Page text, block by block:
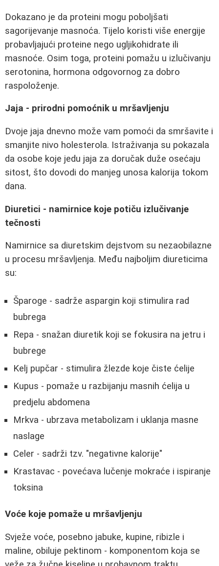
Dokazano je da proteini mogu poboljšati
sagorijevanje masnoća. Tijelo koristi više energije
probavljajući proteine nego ugljikohidrate ili
masnoće. Osim toga, proteini pomažu u izlučivanju
serotonina, hormona odgovornog za dobro
raspoloženje.
Jaja - prirodni pomoćnik u mršavljenju
Dvoje jaja dnevno može vam pomoći da smršavite i
smanjite nivo holesterola. Istraživanja su pokazala
da osobe koje jedu jaja za doručak duže osećaju
sitost, što dovodi do manjeg unosa kalorija tokom
dana.
Diuretici - namirnice koje potiču izlučivanje
tečnosti
Namirnice sa diuretskim dejstvom su nezaobilazne
u procesu mršavljenja. Među najboljim diureticima
su:
Šparoge - sadrže aspargin koji stimulira rad
bubrega
Repa - snažan diuretik koji se fokusira na jetru i
bubrege
Kelj pupčar - stimulira žlezde koje čiste ćelije
Kupus - pomaže u razbijanju masnih ćelija u
predjelu abdomena
Mrkva - ubrzava metabolizam i uklanja masne
naslage
Celer - sadrži tzv. "negativne kalorije"
Krastavac - povećava lučenje mokraće i ispiranje
toksina
Voće koje pomaže u mršavljenju
Svježe voće, posebno jabuke, kupine, ribizle i
maline, obiluje pektinom - komponentom koja se